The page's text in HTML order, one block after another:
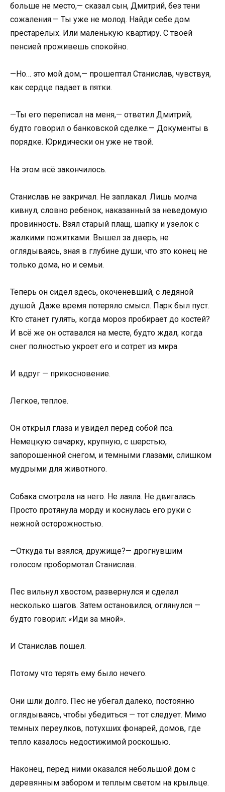
больше не место,— сказал сын, Дмитрий, без тени
сожаления.— Ты уже не молод. Найди себе дом
престарелых. Или маленькую квартиру. С твоей
пенсией проживешь спокойно.
—Но… это мой дом,— прошептал Станислав, чувствуя,
как сердце падает в пятки.
—Ты его переписал на меня,— ответил Дмитрий,
будто говорил о банковской сделке.— Документы в
порядке. Юридически он уже не твой.
На этом всё закончилось.
Станислав не закричал. Не заплакал. Лишь молча
кивнул, словно ребенок, наказанный за неведомую
провинность. Взял старый плащ, шапку и узелок с
жалкими пожитками. Вышел за дверь, не
оглядываясь, зная в глубине души, что это конец не
только дома, но и семьи.
Теперь он сидел здесь, окоченевший, с ледяной
душой. Даже время потеряло смысл. Парк был пуст.
Кто станет гулять, когда мороз пробирает до костей?
И всё же он оставался на месте, будто ждал, когда
снег полностью укроет его и сотрет из мира.
И вдруг — прикосновение.
Легкое, теплое.
Он открыл глаза и увидел перед собой пса.
Немецкую овчарку, крупную, с шерстью,
запорошенной снегом, и темными глазами, слишком
мудрыми для животного.
Собака смотрела на него. Не лаяла. Не двигалась.
Просто протянула морду и коснулась его руки с
нежной осторожностью.
—Откуда ты взялся, дружище?— дрогнувшим
голосом пробормотал Станислав.
Пес вильнул хвостом, развернулся и сделал
несколько шагов. Затем остановился, оглянулся —
будто говорил: «Иди за мной».
И Станислав пошел.
Потому что терять ему было нечего.
Они шли долго. Пес не убегал далеко, постоянно
оглядываясь, чтобы убедиться — тот следует. Мимо
темных переулков, потухших фонарей, домов, где
тепло казалось недостижимой роскошью.
Наконец, перед ними оказался небольшой дом с
деревянным забором и теплым светом на крыльце.